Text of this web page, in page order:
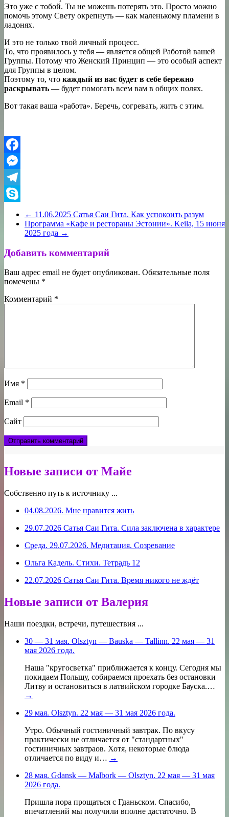
Это уже с тобой. Ты не можешь потерять это. Просто можно
помочь этому Свету окрепнуть — как маленькому пламени в
ладонях.
И это не только твой личный процесс.
То, что проявилось у тебя — является общей Работой вашей
Группы. Потому что Женский Принцип — это особый аспект
для Группы в целом.
Поэтому то, что каждый из вас будет в себе бережно
раскрывать — будет помогать всем вам в общих полях.
Вот такая ваша «работа». Беречь, согревать, жить с этим.
Facebook
Messenger
Telegram
← 11.06.2025 Сатья Саи Гита. Как успокоить разум
Программа «Кафе и рестораны Эстонии». Keila, 15 июня
2025 года →
Добавить комментарий
Ваш адрес email не будет опубликован. Обязательные поля
помечены *
Комментарий *
Имя *
Email *
Сайт
Новые записи от Майе
Собственно путь к источнику ...
04.08.2026. Мне нравится жить
29.07.2026 Сатья Саи Гита. Сила заключена в характере
Среда. 29.07.2026. Медитация. Созревание
Ольга Кадель. Стихи. Тетрадь 12
22.07.2026 Сатья Саи Гита. Время никого не ждёт
Новые записи от Валерия
Наши поездки, встречи, путешествия ...
30 — 31 мая. Olsztyn — Bauska — Tallinn. 22 мая — 31
мая 2026 года.
Наша "кругосветка" приближается к концу. Сегодня мы
покидаем Польшу, собираемся проехать без остановки
Литву и остановиться в латвийском городке Бауска.…
→
29 мая. Olsztyn. 22 мая — 31 мая 2026 года.
Утро. Обычный гостиничный завтрак. По вкусу
практически не отличается от "стандартных"
гостиничных завтраов. Хотя, некоторые блюда
отличается по виду и… →
28 мая. Gdansk — Malbork — Olsztyn. 22 мая — 31 мая
2026 года.
Пришла пора прощаться с Гданьском. Спасибо,
впечатлений мы получили вполне дастаточно. В